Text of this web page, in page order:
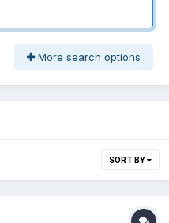
More search options
SORT BY